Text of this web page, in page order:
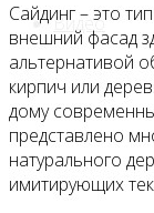
Видео
Сайдинг – это
внешний фасад
альтернативой
кирпич или
дому
представлено
натурального
имитирующих